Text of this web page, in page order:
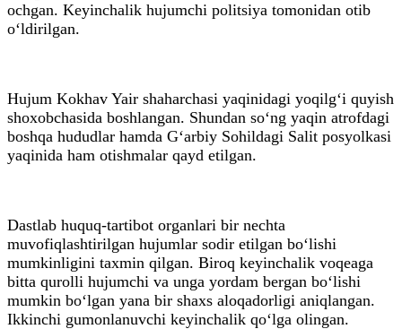
ochgan. Keyinchalik hujumchi politsiya tomonidan otib
o‘ldirilgan.
Hujum Kokhav Yair shaharchasi yaqinidagi yoqilg‘i quyish
shoxobchasida boshlangan. Shundan so‘ng yaqin atrofdagi
boshqa hududlar hamda G‘arbiy Sohildagi Salit posyolkasi
yaqinida ham otishmalar qayd etilgan.
Dastlab huquq-tartibot organlari bir nechta
muvofiqlashtirilgan hujumlar sodir etilgan bo‘lishi
mumkinligini taxmin qilgan. Biroq keyinchalik voqeaga
bitta qurolli hujumchi va unga yordam bergan bo‘lishi
mumkin bo‘lgan yana bir shaxs aloqadorligi aniqlangan.
Ikkinchi gumonlanuvchi keyinchalik qo‘lga olingan.